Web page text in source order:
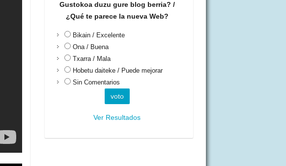
Gustokoa duzu gure blog berria? /
¿Qué te parece la nueva Web?
Bikain / Excelente
Ona / Buena
Txarra / Mala
Hobetu daiteke / Puede mejorar
Sin Comentarios
Ver Resultados